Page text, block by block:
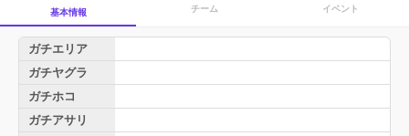
基本情報 チーム イベント
ガチエリア
ガチヤグラ
ガチホコ
ガチアサリ